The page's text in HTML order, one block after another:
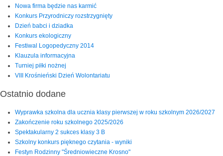
Nowa firma będzie nas karmić
Konkurs Przyrodniczy rozstrzygnięty
Dzień babci i dziadka
Konkurs ekologiczny
Festiwal Logopedyczny 2014
Klauzula informacyjna
Turniej piłki nożnej
VIII Krośnieński Dzień Wolontariatu
Ostatnio dodane
Wyprawka szkolna dla ucznia klasy pierwszej w roku szkolnym 2026/2027
Zakończenie roku szkolnego 2025/2026
Spektakularny 2 sukces klasy 3 B
Szkolny konkurs pięknego czytania - wyniki
Festyn Rodzinny "Średniowieczne Krosno"